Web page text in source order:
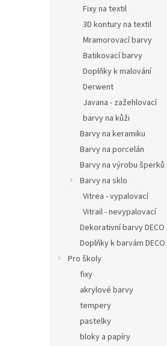
Fixy na textil
3D kontury na textil
Mramorovací barvy
Batikovací barvy
Doplňky k malování
Derwent
Javana - zažehlovací
barvy na kůži
Barvy na keramiku
Barvy na porcelán
Barvy na výrobu
Barvy na sklo
Vitrea - vypalovací
Vitrail - nevypalovací
Dekorativní barvy DECO
Doplňky k barvám DECO
Pro školy
fixy
akrylové barvy
tempery
pastelky
bloky a papíry